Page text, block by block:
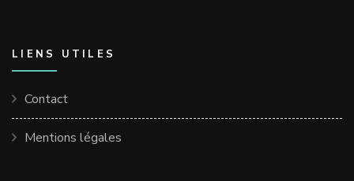
LIENS UTILES
Contact
Mentions légales